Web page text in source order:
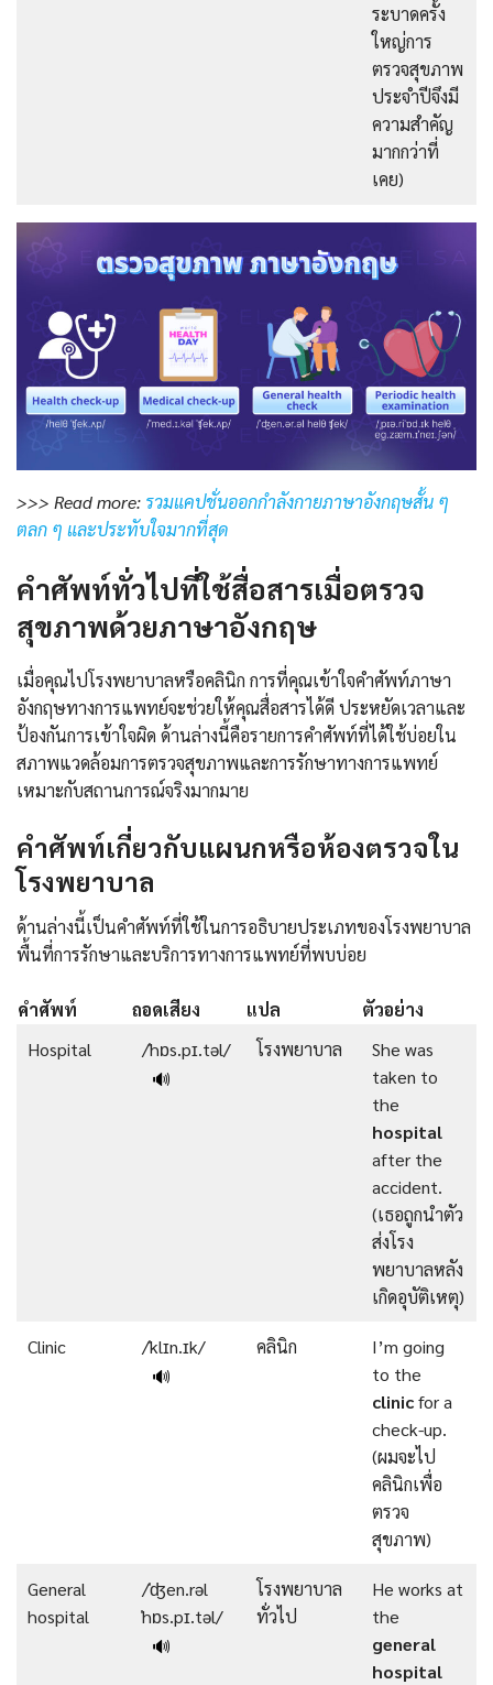
ระบาดครั้ง
ใหญ่การ
ตรวจสุขภาพ
ประจำปีจึงมี
ความสำคัญ
มากกว่าที่
เคย)
>>> Read more: รวมแคปชั่นออกกําลังกายภาษาอังกฤษสั้น ๆ
ตลก ๆ และประทับใจมากที่สุด
คำศัพท์ทั่วไปที่ใช้สื่อสารเมื่อตรวจ
สุขภาพด้วยภาษาอังกฤษ
เมื่อคุณไปโรงพยาบาลหรือคลินิก การที่คุณเข้าใจคำศัพท์ภาษา
อังกฤษทางการแพทย์จะช่วยให้คุณสื่อสารได้ดี ประหยัดเวลาและ
ป้องกันการเข้าใจผิด ด้านล่างนี้คือรายการคำศัพท์ที่ได้ใช้บ่อยใน
สภาพแวดล้อมการตรวจสุขภาพและการรักษาทางการแพทย์
เหมาะกับสถานการณ์จริงมากมาย
คำศัพท์เกี่ยวกับแผนกหรือห้องตรวจใน
โรงพยาบาล
ด้านล่างนี้เป็นคำศัพท์ที่ใช้ในการอธิบายประเภทของโรงพยาบาล
พื้นที่การรักษาและบริการทางการแพทย์ที่พบบ่อย
คำศัพท์ ถอดเสียง แปล
ตัวอย่าง
Hospital
/ˈhɒs.pɪ.təl/
🔊
โรงพยาบาล
She was
taken to
the
hospital
after the
accident.
(เธอถูกนำตัว
ส่งโรง
พยาบาลหลัง
เกิดอุบัติเหตุ)
Clinic
/ˈklɪn.ɪk/
🔊
คลินิก
I’m going
to the
clinicfor a
check-up.
(ผมจะไป
คลินิกเพื่อ
ตรวจ
สุขภาพ)
General
hospital
/ˈʤen.rəl
ˈhɒs.pɪ.təl/
🔊
โรงพยาบาล
ทั่วไป
He works at
the
general
hospital